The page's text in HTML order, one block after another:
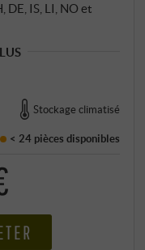
DE, IS, LI, NO et
Stockage climatisé
< 24 pièces disponibles